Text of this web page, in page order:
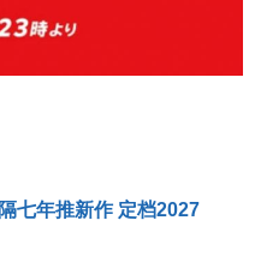
七年推新作 定档2027